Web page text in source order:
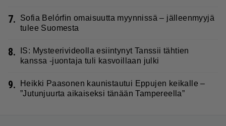
7.
Sofia Belórfin omaisuutta myynnissä – jälleenmyyjä
tulee Suomesta
8.
IS: Mysteerivideolla esiintynyt Tanssii tähtien
kanssa -juontaja tuli kasvoillaan julki
9.
Heikki Paasonen kaunistautui Eppujen keikalle –
”Jutunjuurta aikaiseksi tänään Tampereella”